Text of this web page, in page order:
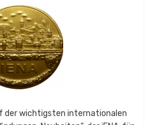
der wichtigsten internationalen